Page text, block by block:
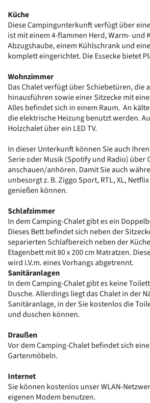
Küche
Diese Campingunterkunft verfügt über
ist mit einem 4-flammen Herd, Warm- und
Abzugshaube, einem Kühlschrank und
komplett eingerichtet. Die Essecke bietet
Wohnzimmer
Das Chalet verfügt über Schiebetüren, die
hinausführen sowie einer Sitzecke mit
Alles befindet sich in einem Raum. An
die elektrische Heizung benutzt werden.
Holzchalet über ein LED TV.
In dieser Unterkunft können Sie auch
Serie oder Musik (Spotify und Radio) über
anschauen/anhören. Damit Sie auch
unbesorgt z. B. Ziggo Sport, RTL, XL,
genießen können.
Schlafzimmer
In dem Camping-Chalet gibt es ein
Dieses Bett befindet sich neben der
separierten Schlafbereich neben der
Etagenbett mit 80 x 200 cm Matratzen.
wird i.V.m. eines Vorhangs abgetrennt.
Sanitäranlagen
In dem Camping-Chalet gibt es keine
Dusche. Allerdings liegt das Chalet in der
Sanitäranlage, in der Sie kostenlos die
und duschen können.
Draußen
Vor dem Camping-Chalet befindet sich
Gartenmöbeln.
Internet
Sie können kostenlos unser WLAN-
eigenen Modem benutzen.